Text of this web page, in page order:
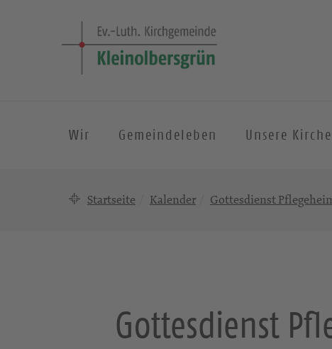
Wir Gemeindeleben Unsere
Startseite Kalender Gottesdienst
Gottesdienst